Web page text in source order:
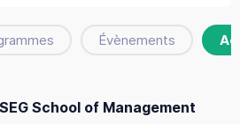
Évènements
School of Management